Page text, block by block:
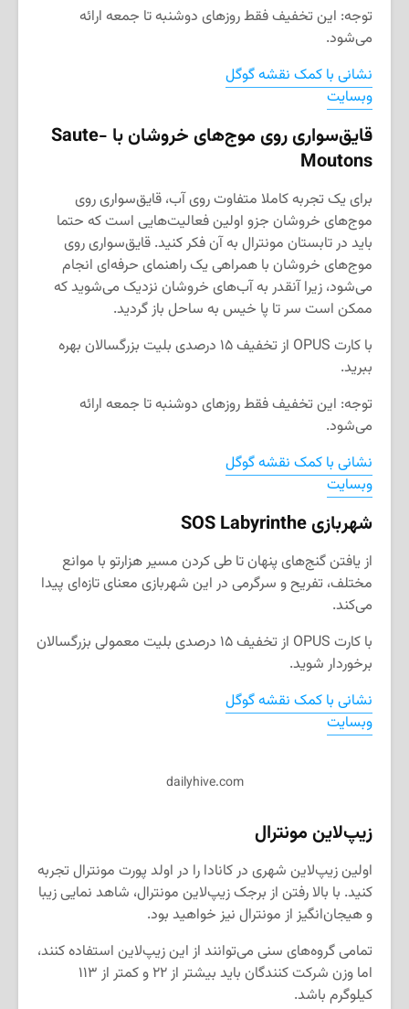
توجه: این تخفیف فقط روزهای دوشنبه تا جمعه ارائه
می‌شود.
نشانی با کمک نقشه گوگل
وبسایت
قایق‌سواری روی موج‌های خروشان با Saute-
Moutons
برای یک تجربه کاملا متفاوت روی آب، قایق‌سواری روی
موج‌های خروشان جزو اولین فعالیت‌هایی است که حتما
باید در تابستان مونترال به آن فکر کنید. قایق‌سواری روی
موج‌های خروشان با همراهی یک راهنمای حرفه‌ای انجام
می‌شود، زیرا آنقدر به آب‌های خروشان نزدیک می‌شوید که
ممکن است سر تا پا خیس به ساحل باز گردید.
با کارت OPUS از تخفیف ۱۵ درصدی بلیت بزرگسالان بهره
ببرید.
توجه: این تخفیف فقط روزهای دوشنبه تا جمعه ارائه
می‌شود.
نشانی با کمک نقشه گوگل
وبسایت
شهربازیSOS Labyrinthe
از یافتن گنج‌های پنهان تا طی کردن مسیر هزارتو با موانع
مختلف، تفریح و سرگرمی در این شهربازی معنای تازه‌ای پیدا
می‌کند.
با کارت OPUS
از تخفیف ۱۵ درصدی بلیت معمولی بزرگسالان
برخوردار شوید.
نشانی با کمک نقشه گوگل
وبسایت
dailyhive.com
زیپ‌لاین مونترال
اولین زیپ‌لاین شهری در کانادا را در اولد پورت مونترال تجربه
کنید. با بالا رفتن از برجک زیپ‌لاین مونترال، شاهد نمایی زیبا
و هیجان‌انگیز از مونترال نیز خواهید بود.
تمامی گروه‌های سنی می‌توانند از این زیپ‌لاین استفاده کنند،
اما وزن شرکت کنندگان باید بیشتر از ۲۲ و کمتر از ۱۱۳
کیلوگرم باشد.